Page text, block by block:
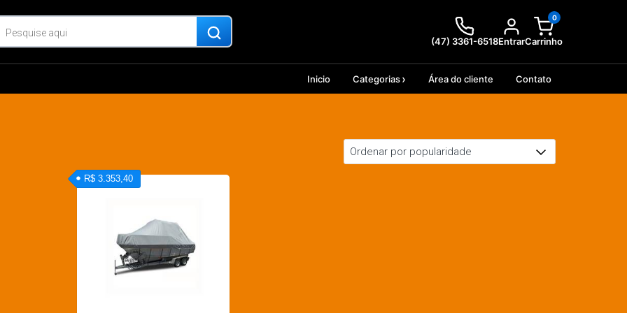
(47) 3361-6518Entrar
0
Carrinho
Inicio Categorias Área do cliente Contato
R$ 3.353,40